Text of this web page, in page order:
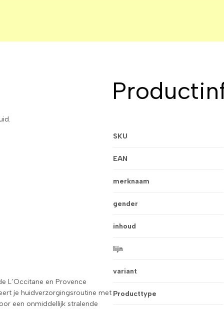
L’Occitane en Provence
je huidverzorgingsroutine met
een onmiddellijk stralende
SKU
EAN
merknaam
gender
inhoud
lijn
variant
Producttype